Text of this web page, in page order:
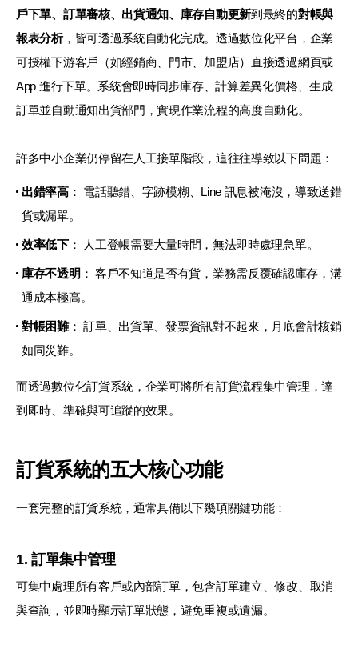
戶下單、訂單審核、出貨通知、庫存自動更新到最終的對帳與
報表分析，皆可透過系統自動化完成。透過數位化平台，企業
可授權下游客戶（如經銷商、門市、加盟店）直接透過網頁或
App 進行下單。系統會即時同步庫存、計算差異化價格、生成
訂單並自動通知出貨部門，實現作業流程的高度自動化。
許多中小企業仍停留在人工接單階段，這往往導致以下問題：
出錯率高： 電話聽錯、字跡模糊、Line 訊息被淹沒，導致送錯
貨或漏單。
效率低下： 人工登帳需要大量時間，無法即時處理急單。
庫存不透明 ： 客戶不知道是否有貨，業務需反覆確認庫存，溝
通成本極高。
對帳困難： 訂單、出貨單、發票資訊對不起來，月底會計核銷
如同災難。
而透過數位化訂貨系統，企業可將所有訂貨流程集中管理，達
到即時、準確與可追蹤的效果。
訂貨系統的五大核心功能
一套完整的訂貨系統，通常具備以下幾項關鍵功能：
1. 訂單集中管理
可集中處理所有客戶或內部訂單，包含訂單建立、修改、取消
與查詢，並即時顯示訂單狀態，避免重複或遺漏。